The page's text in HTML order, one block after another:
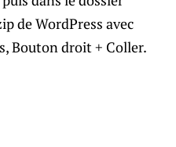
de WordPress avec
Bouton droit + Coller.